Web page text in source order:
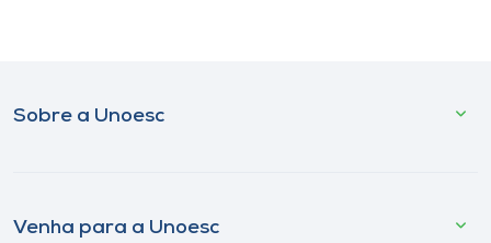
Sobre a Unoesc
Venha para a Unoesc